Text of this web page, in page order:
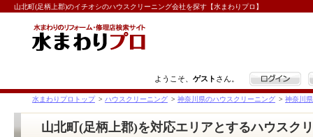
山北町(足柄上郡)のイチオシのハウスクリーニング会社を探す【水まわりプロ】
ようこそ、 ゲスト さん。 ログイン
水まわりプロトップ > ハウスクリーニング > 神奈川県のハウスクリーニング > 神奈川
山北町(足柄上郡)を対応エリアとするハウスク